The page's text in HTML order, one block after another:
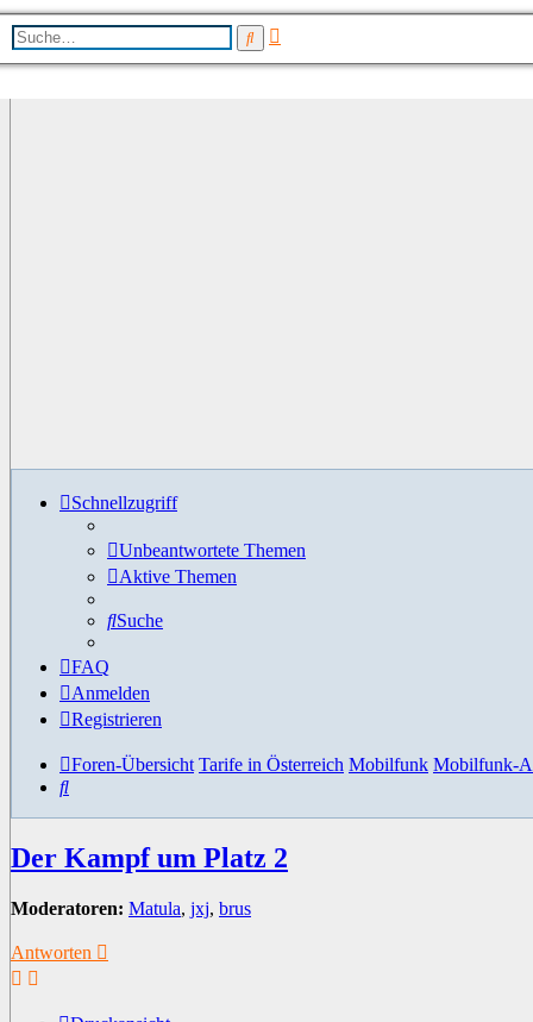
Suche
Schnellzugriff
Unbeantwortete Themen
Aktive Themen
Suche
FAQ
Anmelden
Registrieren
Foren-Übersicht Tarife in Österreich Mobilfunk Mobilfunk-
Suche
Der Kampf um Platz 2
Moderatoren: Matula, jxj, brus
Antworten